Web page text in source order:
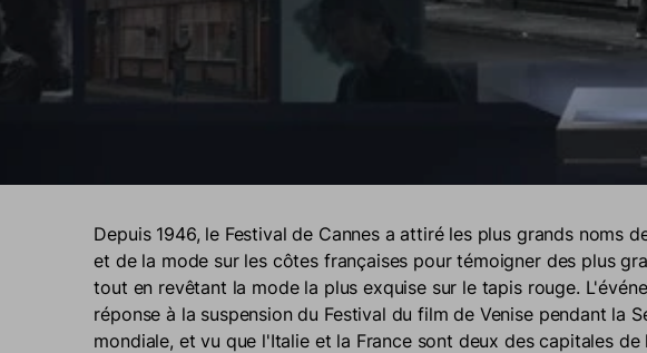
Depuis 1946, le Festival de Cannes a attiré les plus grands noms
et de la mode sur les côtes françaises pour témoigner des plus
tout en revêtant la mode la plus exquise sur le tapis rouge.
réponse à la suspension du Festival du film de Venise pendant la
mondiale, et vu que l'Italie et la France sont deux des capitales de